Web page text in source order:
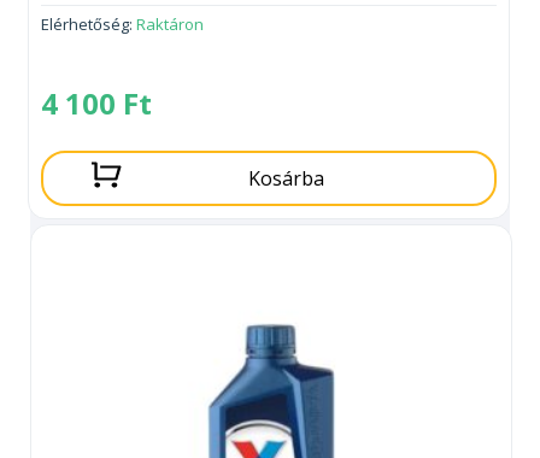
Elérhetőség: Raktáron
4 100 Ft
Kosárba